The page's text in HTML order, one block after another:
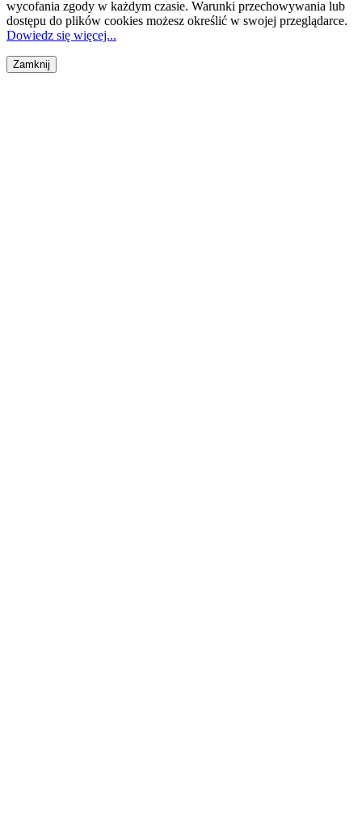
wycofania zgody w każdym czasie. Warunki przechowywania lub
dostępu do plików cookies możesz określić w swojej przeglądarce.
Dowiedz się więcej...